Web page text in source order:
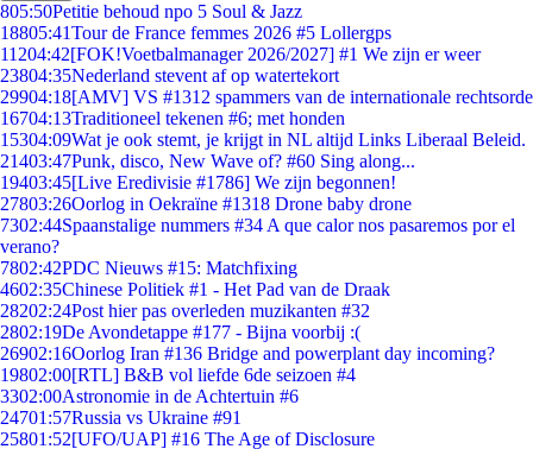
805:50Petitie behoud npo 5 Soul & Jazz
18805:41Tour de France femmes 2026 #5 Lollergps
11204:42[FOK!Voetbalmanager 2026/2027] #1 We zijn er weer
23804:35Nederland stevent af op watertekort
29904:18[AMV] VS #1312 spammers van de internationale rechtsorde
16704:13Traditioneel tekenen #6; met honden
15304:09Wat je ook stemt, je krijgt in NL altijd Links Liberaal Beleid.
21403:47Punk, disco, New Wave of? #60 Sing along...
19403:45[Live Eredivisie #1786] We zijn begonnen!
27803:26Oorlog in Oekraïne #1318 Drone baby drone
7302:44Spaanstalige nummers #34 A que calor nos pasaremos por el
verano?
7802:42PDC Nieuws #15: Matchfixing
4602:35Chinese Politiek #1 - Het Pad van de Draak
28202:24Post hier pas overleden muzikanten #32
2802:19De Avondetappe #177 - Bijna voorbij :(
26902:16Oorlog Iran #136 Bridge and powerplant day incoming?
19802:00[RTL] B&B vol liefde 6de seizoen #4
3302:00Astronomie in de Achtertuin #6
24701:57Russia vs Ukraine #91
25801:52[UFO/UAP] #16 The Age of Disclosure